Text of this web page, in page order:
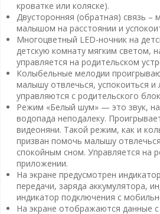
кроватке или коляске).
Двусторонняя (обратная) связь –
малышом на расстоянии и
Многоцветный LED-ночник на
детскую комнату мягким светом,
управляется на родительском
Колыбельные мелодии
малышу отвлечься, успокоиться и
управляются с родительского
Режим «Белый шум» — это звук,
водопада неподалеку.
видеоняни. Такой режим, как и
призван помочь малышу
спокойным сном. Управляется на
приложении.
На экране предусмотрен
передачи, заряда аккумулятора,
индикатор подключения с
На экране отображаются данные